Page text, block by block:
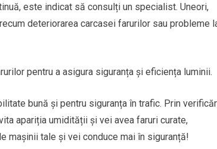
este indicat să consulți un specialist. Uneori,
deteriorarea carcasei farurilor sau probleme
pentru a asigura siguranța și eficiența luminii.
bună și pentru siguranța în trafic. Prin
apariția umidității și vei avea faruri curate,
mașinii tale și vei conduce mai în siguranță!